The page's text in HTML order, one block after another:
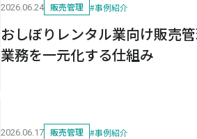
2026.06.24 販売管理 #事例紹介
おしぼりレンタル業向け販売
業務を一元化する仕組み
2026.06.17 販売管理 #事例紹介